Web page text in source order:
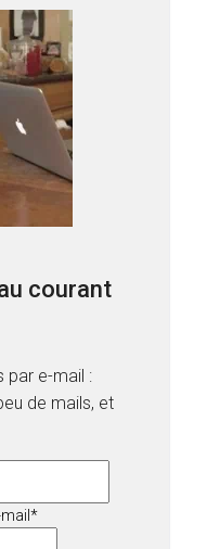
courant
par e-mail :
de mails, et
mail*